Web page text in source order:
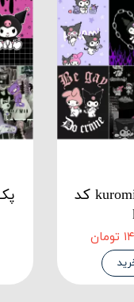
پک پوستر 8عددی kuromi کد